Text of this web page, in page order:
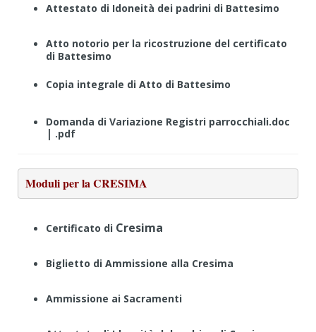
Attestato di Idoneità dei padrini di Battesimo
Atto notorio per la ricostruzione del certificato
di Battesimo
Copia integrale di Atto di Battesimo
Domanda di Variazione Registri parrocchiali.doc
| .pdf
Moduli per la CRESIMA
Certificato di Cresima
Biglietto di Ammissione alla Cresima
Ammissione ai Sacramenti